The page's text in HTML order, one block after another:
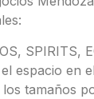
SPIRITS,
el espacio en
los tamaños